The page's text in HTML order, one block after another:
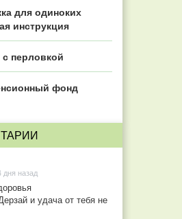
для одиноких
инструкция
перловкой
фонд
дня назад
и удача от тебя не